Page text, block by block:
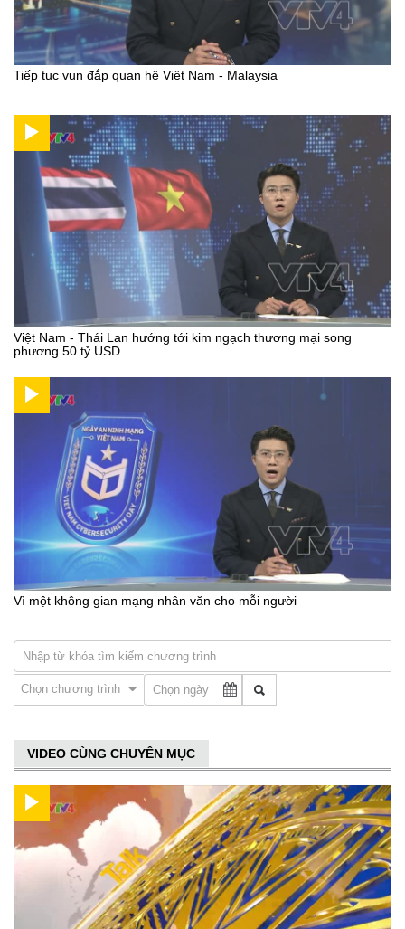
Tiếp tục vun đắp quan hệ Việt Nam - Malaysia
Việt Nam - Thái Lan hướng tới kim ngạch thương mại song
phương 50 tỷ USD
Vì một không gian mạng nhân văn cho mỗi người
Chọn chương trình
VIDEO CÙNG CHUYÊN MỤC